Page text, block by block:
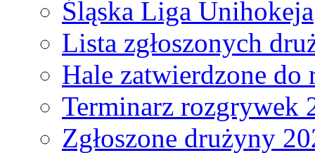
Śląska Liga Unihokeja
Lista zgłoszonych
Hale zatwierdzone do
Terminarz rozgrywek
Zgłoszone drużyny